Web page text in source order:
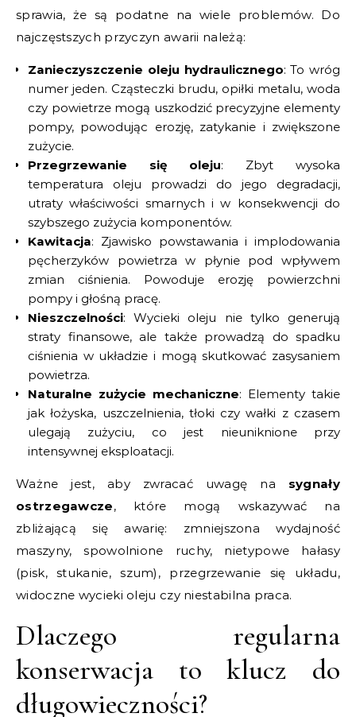
sprawia, że są podatne na wiele problemów. Do
najczęstszych przyczyn awarii należą:
Zanieczyszczenie oleju hydraulicznego: To wróg
numer jeden. Cząsteczki brudu, opiłki metalu, woda
czy powietrze mogą uszkodzić precyzyjne elementy
pompy, powodując erozję, zatykanie i zwiększone
zużycie.
Przegrzewanie się oleju: Zbyt wysoka
temperatura oleju prowadzi do jego degradacji,
utraty właściwości smarnych i w konsekwencji do
szybszego zużycia komponentów.
Kawitacja: Zjawisko powstawania i implodowania
pęcherzyków powietrza w płynie pod wpływem
zmian ciśnienia. Powoduje erozję powierzchni
pompy i głośną pracę.
Nieszczelności: Wycieki oleju nie tylko generują
straty finansowe, ale także prowadzą do spadku
ciśnienia w układzie i mogą skutkować zasysaniem
powietrza.
Naturalne zużycie mechaniczne: Elementy takie
jak łożyska, uszczelnienia, tłoki czy wałki z czasem
ulegają zużyciu, co jest nieuniknione przy
intensywnej eksploatacji.
Ważne jest, aby zwracać uwagę na sygnały
ostrzegawcze, które mogą wskazywać na
zbliżającą się awarię: zmniejszona wydajność
maszyny, spowolnione ruchy, nietypowe hałasy
(pisk, stukanie, szum), przegrzewanie się układu,
widoczne wycieki oleju czy niestabilna praca.
Dlaczego regularna
konserwacja to klucz do
długowieczności?